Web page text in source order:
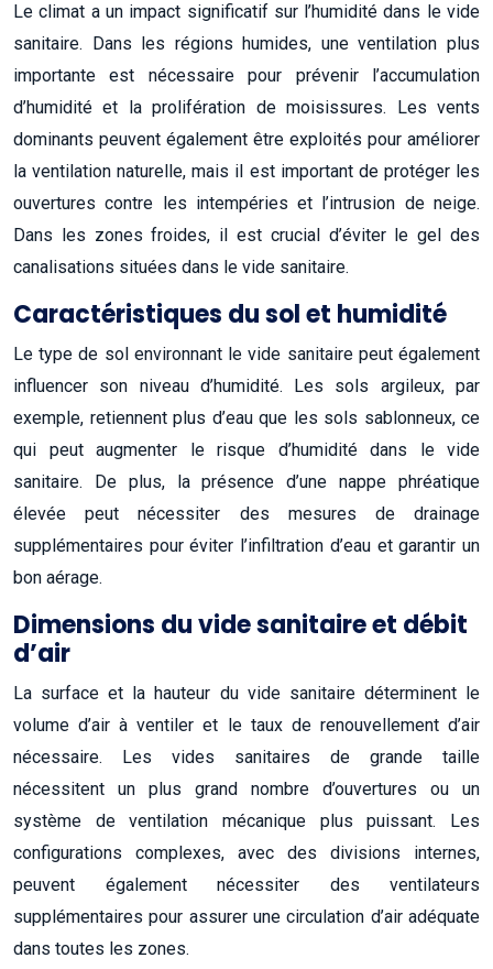
Le climat a un impact significatif sur l’humidité dans le vide
sanitaire. Dans les régions humides, une ventilation plus
importante est nécessaire pour prévenir l’accumulation
d’humidité et la prolifération de moisissures. Les vents
dominants peuvent également être exploités pour améliorer
la ventilation naturelle, mais il est important de protéger les
ouvertures contre les intempéries et l’intrusion de neige.
Dans les zones froides, il est crucial d’éviter le gel des
canalisations situées dans le vide sanitaire.
Caractéristiques du sol et humidité
Le type de sol environnant le vide sanitaire peut également
influencer son niveau d’humidité. Les sols argileux, par
exemple, retiennent plus d’eau que les sols sablonneux, ce
qui peut augmenter le risque d’humidité dans le vide
sanitaire. De plus, la présence d’une nappe phréatique
élevée peut nécessiter des mesures de drainage
supplémentaires pour éviter l’infiltration d’eau et garantir un
bon aérage.
Dimensions du vide sanitaire et débit
d’air
La surface et la hauteur du vide sanitaire déterminent le
volume d’air à ventiler et le taux de renouvellement d’air
nécessaire. Les vides sanitaires de grande taille
nécessitent un plus grand nombre d’ouvertures ou un
système de ventilation mécanique plus puissant. Les
configurations complexes, avec des divisions internes,
peuvent également nécessiter des ventilateurs
supplémentaires pour assurer une circulation d’air adéquate
dans toutes les zones.